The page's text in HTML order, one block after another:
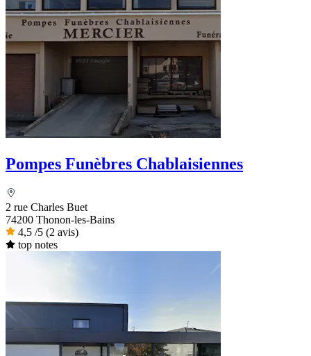
Pompes Funèbres Chablaisiennes
2 rue Charles Buet
74200 Thonon-les-Bains
4,5 /5 (2 avis)
top notes